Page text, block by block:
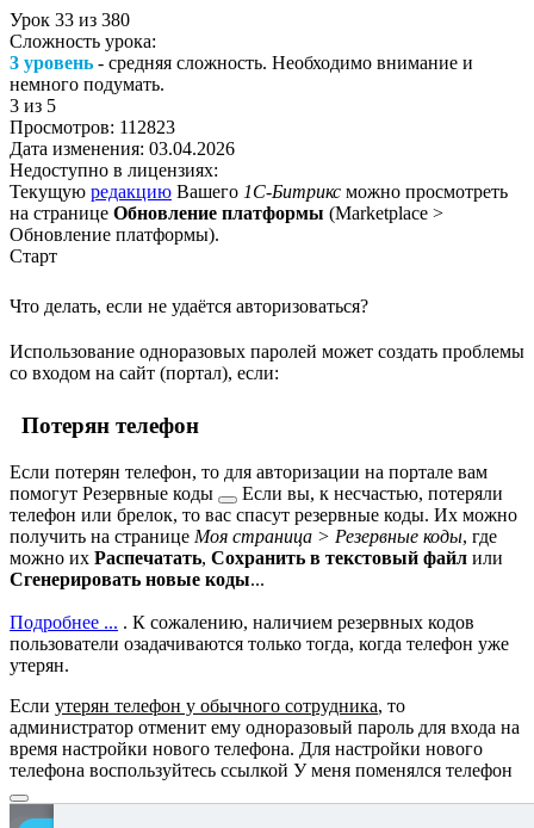
Урок 33 из 380
Сложность урока:
3 уровень - средняя сложность. Необходимо внимание и
немного подумать.
3 из 5
Просмотров: 112823
Дата изменения: 03.04.2026
Недоступно в лицензиях:
Текущую редакцию Вашего 1С-Битрикс можно просмотреть
на странице Обновление платформы (Marketplace >
Обновление платформы).
Старт
Что делать, если не удаётся авторизоваться?
Использование одноразовых паролей может создать проблемы
со входом на сайт (портал), если:
Потерян телефон
Если потерян телефон, то для авторизации на портале вам
помогут Резервные коды
Если вы, к несчастью, потеряли
телефон или брелок, то вас спасут резервные коды. Их можно
получить на странице Моя страница > Резервные коды, где
можно их Распечатать, Сохранить в текстовый файл или
Сгенерировать новые коды...
Подробнее ... . К сожалению, наличием резервных кодов
пользователи озадачиваются только тогда, когда телефон уже
утерян.
Если утерян телефон у обычного сотрудника, то
администратор отменит ему одноразовый пароль для входа на
время настройки нового телефона. Для настройки нового
телефона воспользуйтесь ссылкой У меня поменялся телефон